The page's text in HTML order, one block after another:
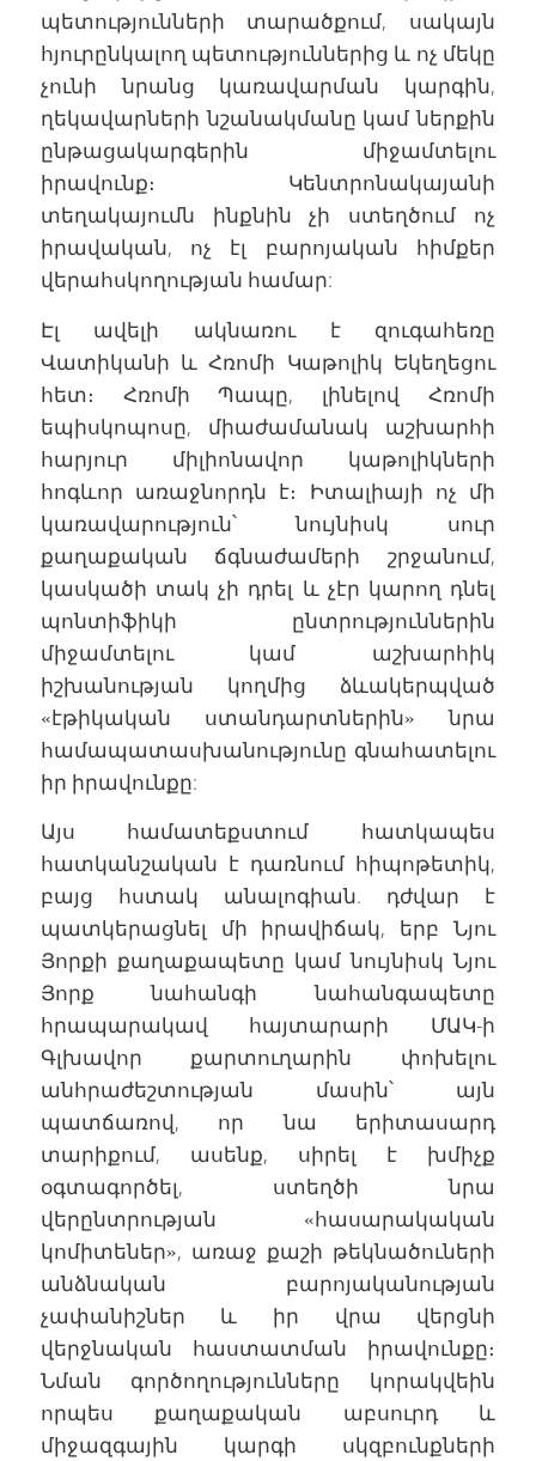
պետությունների տարածքում, սակայն
հյուրընկալող պետություններից և ոչ մեկը
չունի նրանց կառավարման կարգին,
ղեկավարների նշանակմանը կամ ներքին
ընթացակարգերին միջամտելու
իրավունք։ Կենտրոնակայանի
տեղակայումն ինքնին չի ստեղծում ոչ
իրավական, ոչ էլ բարոյական հիմքեր
վերահսկողության համար:
Էլ ավելի ակնառու է զուգահեռը
Վատիկանի և Հռոմի Կաթոլիկ Եկեղեցու
հետ։ Հռոմի Պապը, լինելով Հռոմի
եպիսկոպոսը, միաժամանակ աշխարհի
հարյուր միլիոնավոր կաթոլիկների
հոգևոր առաջնորդն է։ Իտալիայի ոչ մի
կառավարություն՝ նույնիսկ սուր
քաղաքական ճգնաժամերի շրջանում,
կասկածի տակ չի դրել և չէր կարող դնել
պոնտիֆիկի ընտրություններին
միջամտելու կամ աշխարհիկ
իշխանության կողմից ձևակերպված
«էթիկական ստանդարտներին» նրա
համապատասխանությունը գնահատելու
իր իրավունքը:
Այս համատեքստում հատկապես
հատկանշական է դառնում հիպոթետիկ,
բայց հստակ անալոգիան. դժվար է
պատկերացնել մի իրավիճակ, երբ Նյու
Յորքի քաղաքապետը կամ նույնիսկ Նյու
Յորք նահանգի նահանգապետը
հրապարակավ հայտարարի ՄԱԿ-ի
Գլխավոր քարտուղարին փոխելու
անհրաժեշտության մասին՝ այն
պատճառով, որ նա երիտասարդ
տարիքում, ասենք, սիրել է խմիչք
օգտագործել, ստեղծի նրա
վերընտրության «հասարակական
կոմիտեներ», առաջ քաշի թեկնածուների
անձնական բարոյականության
չափանիշներ և իր վրա վերցնի
վերջնական հաստատման իրավունքը։
Նման գործողությունները կորակվեին
որպես քաղաքական աբսուրդ և
միջազգային կարգի սկզբունքների